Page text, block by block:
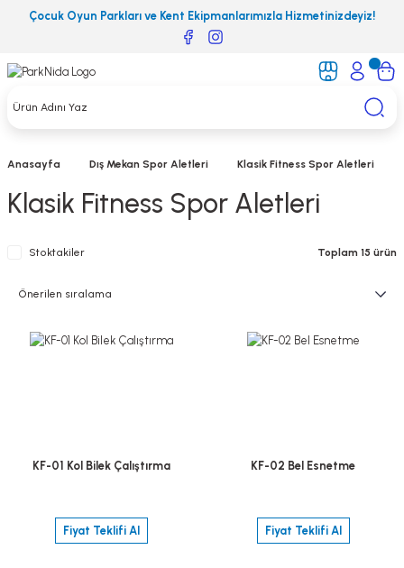
Çocuk Oyun Parkları ve Kent Ekipmanlarımızla Hizmetinizdeyiz!
Anasayfa Dış Mekan Spor Aletleri Klasik Fitness Spor Aletleri
Klasik Fitness Spor Aletleri
Stoktakiler Toplam 15 ürün
KF-01 Kol Bilek Çalıştırma
Fiyat Teklifi Al
KF-02 Bel Esnetme
Fiyat Teklifi Al